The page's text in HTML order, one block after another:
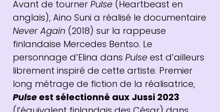
Avant de tourner Pulse(Heartbeast en
anglais), Aino Suni a réalisé le documentaire
Never Again(2018) sur la rappeuse
finlandaise Mercedes Bentso. Le
personnage d’Elina dans Pulseest d’ailleurs
librement inspiré de cette artiste. Premier
long métrage de fiction de la réalisatrice,
Pulseest sélectionné aux Jussi 2023